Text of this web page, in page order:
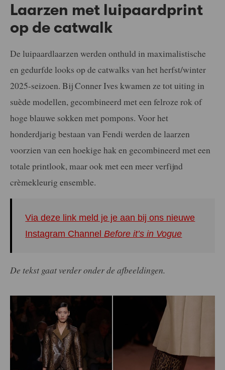
Laarzen met luipaardprint
op de catwalk
De luipaardlaarzen werden onthuld in maximalistische
en gedurfde looks op de catwalks van het herfst/winter
2025-seizoen. Bij Conner Ives kwamen ze tot uiting in
suède modellen, gecombineerd met een felroze rok of
hoge blauwe sokken met pompons. Voor het
honderdjarig bestaan van Fendi werden de laarzen
voorzien van een hoekige hak en gecombineerd met een
totale printlook, maar ook met een meer verfijnd
crèmekleurig ensemble.
Via deze link meld je je aan bij ons nieuwe
Instagram ChannelBefore it’s in Vogue
De tekst gaat verder onder de afbeeldingen.